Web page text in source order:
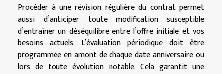
Procéder à une révision régulière du contrat permet
aussi d’anticiper toute modification susceptible
d’entraîner un déséquilibre entre l’offre initiale et vos
besoins actuels. L’évaluation périodique doit être
programmée en amont de chaque date anniversaire ou
lors de toute évolution notable. Cela garantit une